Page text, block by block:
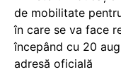
de mobilitate
în care se va face
începând cu 20
adresă oficială